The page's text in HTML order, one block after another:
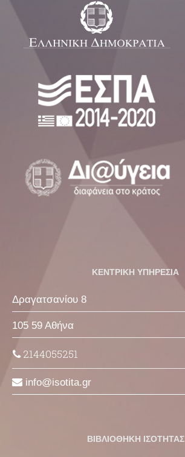
ΚΕΝΤΡΙΚΗ ΥΠΗΡΕΣΙΑ
Δραγατσανίου 8
105 59 Αθήνα
2144055251
info isotita gr
ΒΙΒΛΙΟΘΗΚΗ ΙΣΟΤΗΤΑΣ